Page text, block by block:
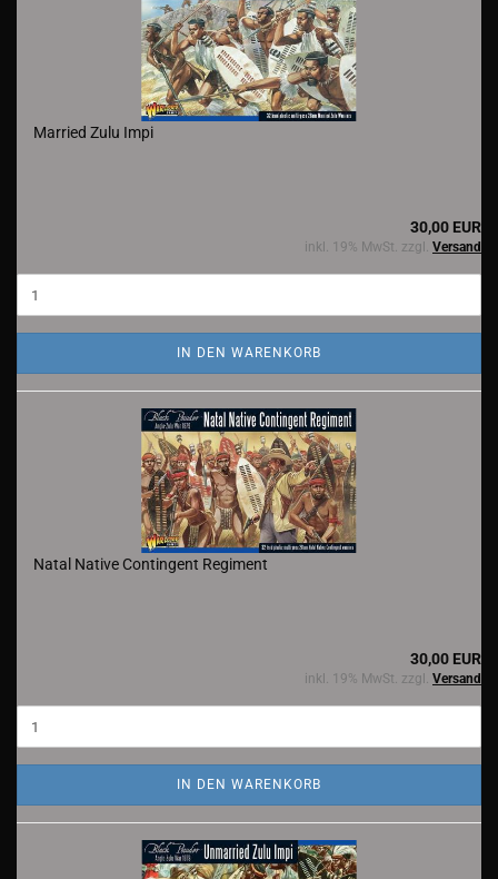
Married Zulu Impi
30,00 EUR
inkl. 19% MwSt. zzgl. Versand
IN DEN WARENKORB
Natal Native Contingent Regiment
30,00 EUR
inkl. 19% MwSt. zzgl. Versand
IN DEN WARENKORB